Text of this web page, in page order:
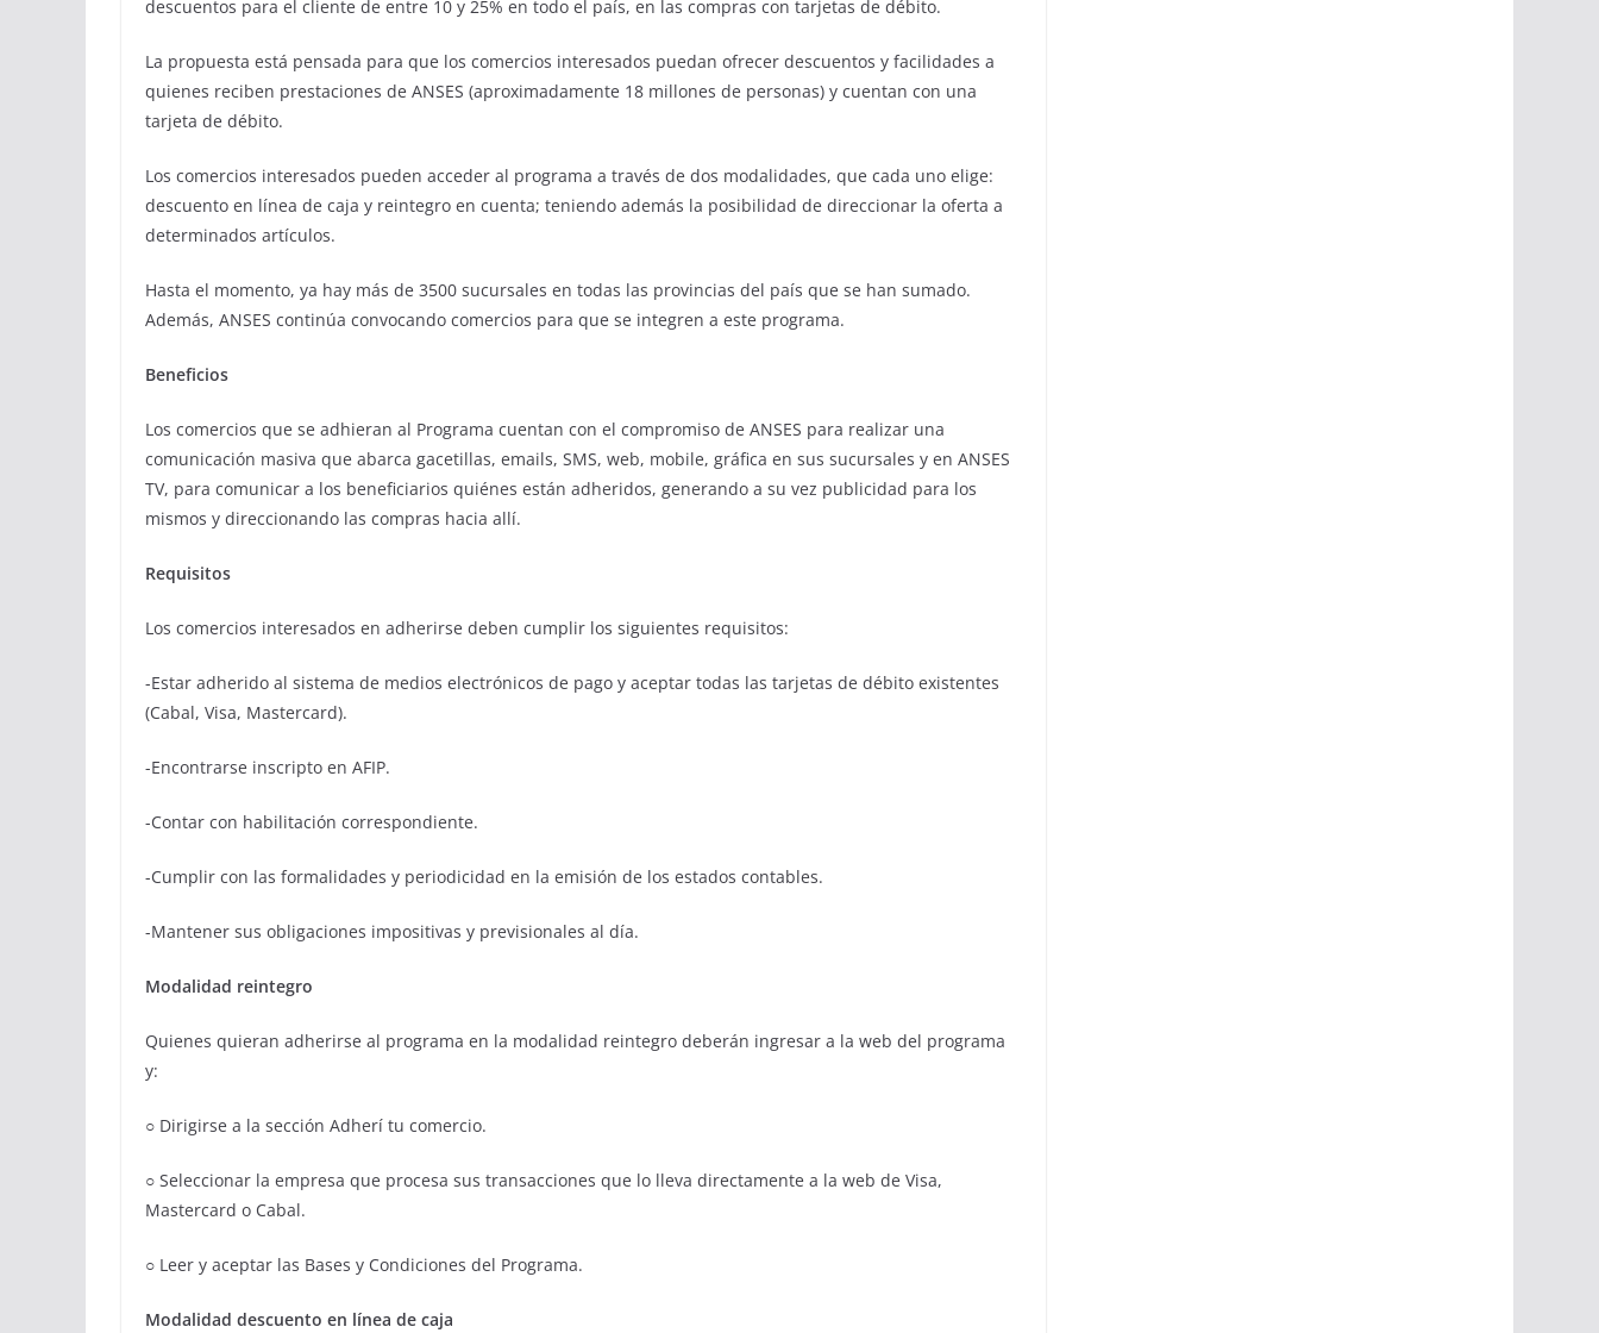
descuentos para el cliente de entre 10 y 25% en todo el país, en las compras con tarjetas de débito.
La propuesta está pensada para que los comercios interesados puedan ofrecer descuentos y facilidades a
quienes reciben prestaciones de ANSES (aproximadamente 18 millones de personas) y cuentan con una
tarjeta de débito.
Los comercios interesados pueden acceder al programa a través de dos modalidades, que cada uno elige:
descuento en línea de caja y reintegro en cuenta; teniendo además la posibilidad de direccionar la oferta a
determinados artículos.
Hasta el momento, ya hay más de 3500 sucursales en todas las provincias del país que se han sumado.
Además, ANSES continúa convocando comercios para que se integren a este programa.
Beneficios
Los comercios que se adhieran al Programa cuentan con el compromiso de ANSES para realizar una
comunicación masiva que abarca gacetillas, emails, SMS, web, mobile, gráfica en sus sucursales y en ANSES
TV, para comunicar a los beneficiarios quiénes están adheridos, generando a su vez publicidad para los
mismos y direccionando las compras hacia allí.
Requisitos
Los comercios interesados en adherirse deben cumplir los siguientes requisitos:
-Estar adherido al sistema de medios electrónicos de pago y aceptar todas las tarjetas de débito existentes
(Cabal, Visa, Mastercard).
-Encontrarse inscripto en AFIP.
-Contar con habilitación correspondiente.
-Cumplir con las formalidades y periodicidad en la emisión de los estados contables.
-Mantener sus obligaciones impositivas y previsionales al día.
Modalidad reintegro
Quienes quieran adherirse al programa en la modalidad reintegro deberán ingresar a la web del programa
y:
○ Dirigirse a la sección Adherí tu comercio.
○ Seleccionar la empresa que procesa sus transacciones que lo lleva directamente a la web de Visa,
Mastercard o Cabal.
○ Leer y aceptar las Bases y Condiciones del Programa.
Modalidad descuento en línea de caja